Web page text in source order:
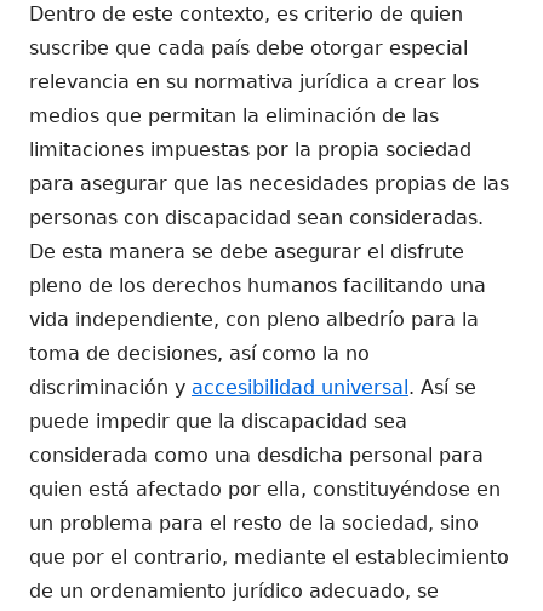
Dentro de este contexto, es criterio de quien
suscribe que cada país debe otorgar especial
relevancia en su normativa jurídica a crear los
medios que permitan la eliminación de las
limitaciones impuestas por la propia sociedad
para asegurar que las necesidades propias de las
personas con discapacidad sean consideradas.
De esta manera se debe asegurar el disfrute
pleno de los derechos humanos facilitando una
vida independiente, con pleno albedrío para la
toma de decisiones, así como la no
discriminación y accesibilidad universal. Así se
puede impedir que la discapacidad sea
considerada como una desdicha personal para
quien está afectado por ella, constituyéndose en
un problema para el resto de la sociedad, sino
que por el contrario, mediante el establecimiento
de un ordenamiento jurídico adecuado, se